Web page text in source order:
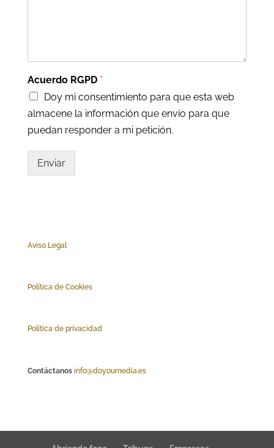
Acuerdo RGPD *
Doy mi consentimiento para que esta web
almacene la información que envío para que
puedan responder a mi petición.
Enviar
Aviso Legal
Política de Cookies
Política de privacidad
Contáctanos info@doyoumedia.es